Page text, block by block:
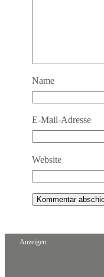
Name
E-Mail-Adresse
Website
Anzeigen: